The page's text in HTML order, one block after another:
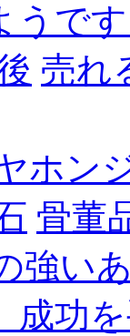
うで
売れ
ホン
骨董
強い
成功